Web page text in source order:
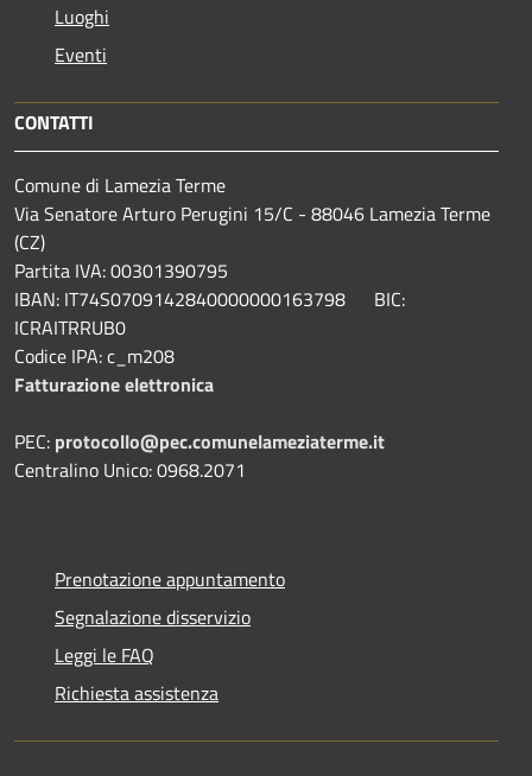
Luoghi
Eventi
CONTATTI
Comune di Lamezia Terme
Via Senatore Arturo Perugini 15/C - 88046 Lamezia Terme
(CZ)
Partita IVA: 00301390795
IBAN: IT74S0709142840000000163798 BIC:
ICRAITRRUB0
Codice IPA: c_m208
Fatturazione elettronica
PEC: protocollo@pec.comunelameziaterme.it
Centralino Unico: 0968.2071
Prenotazione appuntamento
Segnalazione disservizio
Leggi le FAQ
Richiesta assistenza